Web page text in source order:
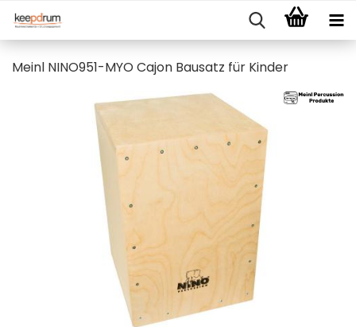
Meinl NINO951-MYO Cajon Bausatz für Kinder